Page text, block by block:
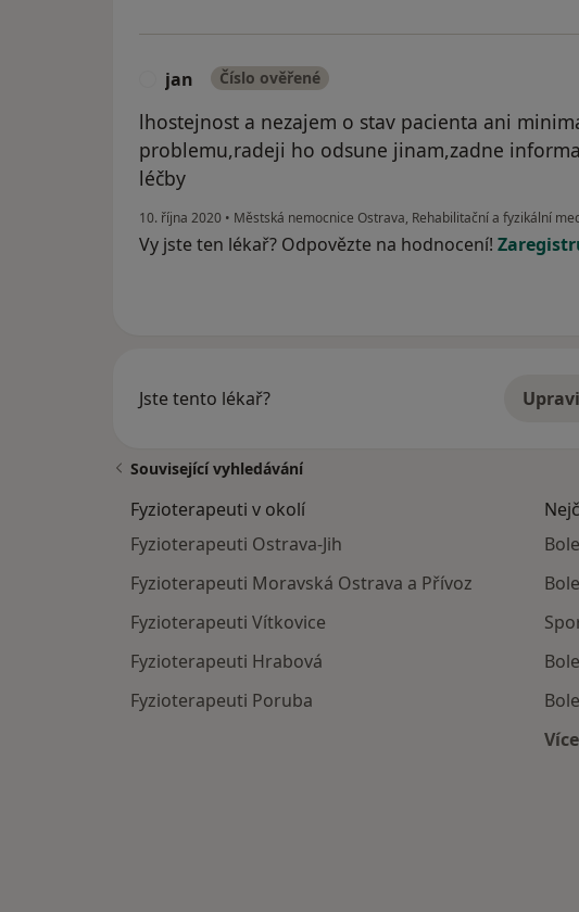
jan Číslo ověřené
lhostejnost a nezajem o stav pacienta ani
problemu,radeji ho odsune jinam,zadne
léčby
10. října 2020 • Městská nemocnice Ostrava, Rehabilitační a fyzikální
Vy jste ten lékař? Odpovězte na hodnocení!
Jste tento lékař?
Související vyhledávání
Fyzioterapeuti v okolí
Fyzioterapeuti Ostrava-Jih
Fyzioterapeuti Moravská Ostrava a Přívoz
Fyzioterapeuti Vítkovice
Fyzioterapeuti Hrabová
Fyzioterapeuti Poruba